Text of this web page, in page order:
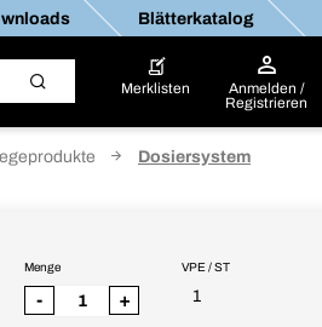
Blätterkatalog
Merklisten
Anmelden /
Registrieren
Dosiersystem
VPE / ST
1
Menge
- +